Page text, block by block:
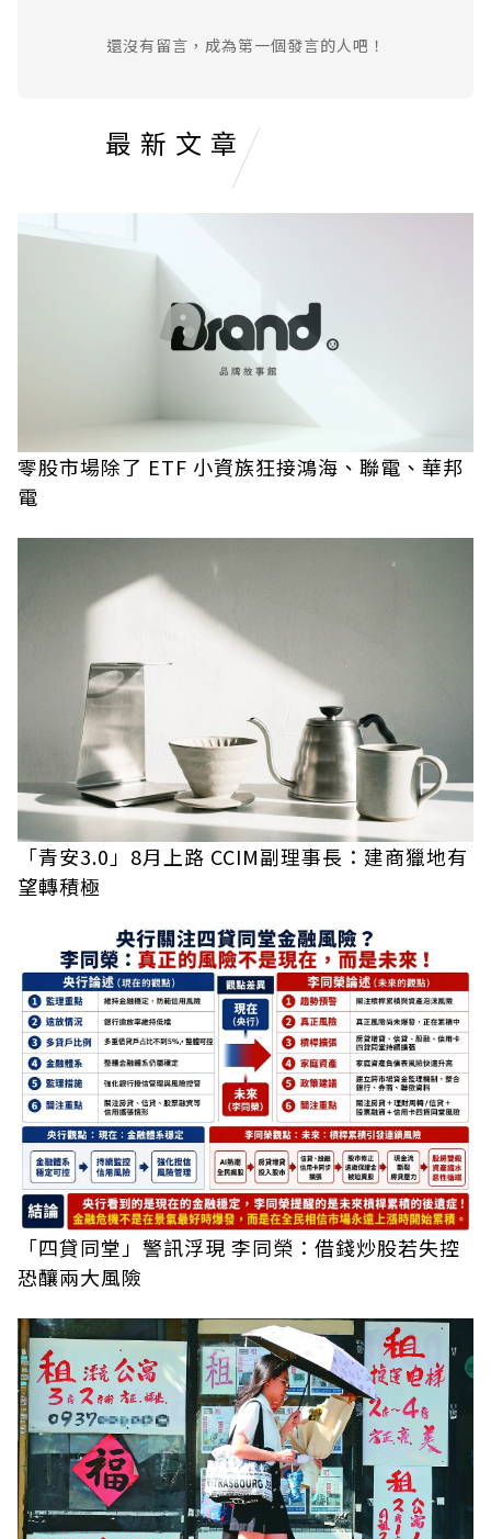
還沒有留言，成為第一個發言的人吧！
最新文章
零股市場除了 ETF 小資族狂接鴻海、聯電、華邦
電
「青安3.0」8月上路 CCIM副理事長：建商獵地有
望轉積極
「四貸同堂」警訊浮現 李同榮：借錢炒股若失控
恐釀兩大風險